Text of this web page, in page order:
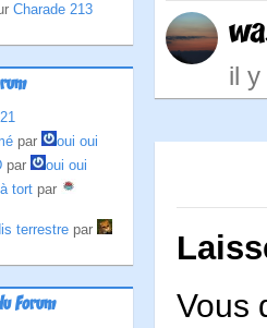
Charade 213
par
oui oui
par
oui oui
tort par
terrestre par
Forum
il
Vous